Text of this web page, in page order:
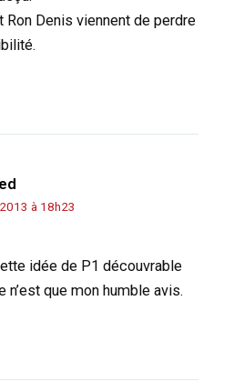
Ron Denis viennent de perdre
à 18h23
idée de P1 découvrable
que mon humble avis.